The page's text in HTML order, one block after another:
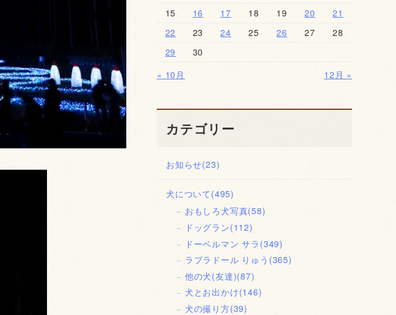
15
16 17 18 19 20
21
22
23 24 25 26 27
28
29
30
« 10月
12月 »
カテゴリー
お知らせ(23)
犬について (495)
おもしろ犬写真(58)
ドッグラン(112)
ドーベルマン サラ (349)
ラブラドール りゅう (365)
他の犬(友達)(87)
犬とお出かけ(146)
犬の撮り方(39)